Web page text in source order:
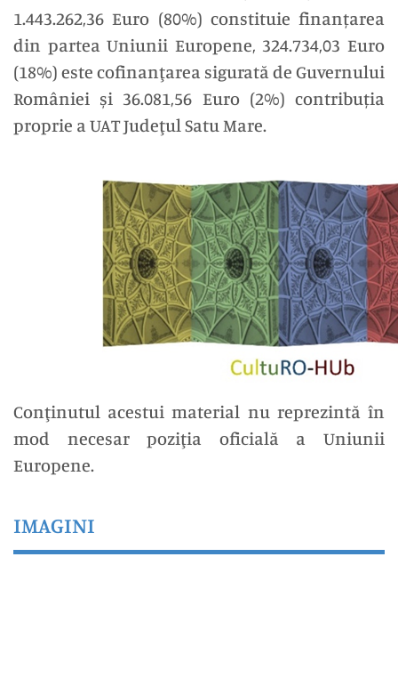
1.443.262,36 Euro (80%) constituie finanțarea
din partea Uniunii Europene, 324.734,03 Euro
(18%) este cofinanţarea sigurată de Guvernului
României și 36.081,56 Euro (2%) contribuția
proprie a UAT Judeţul Satu Mare.
Conţinutul acestui material nu reprezintă în
mod necesar poziţia oficială a Uniunii
Europene.
IMAGINI